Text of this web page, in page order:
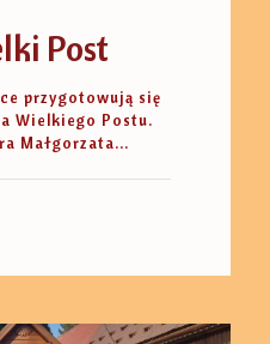
Post
przygotowują się
Wielkiego Postu.
Małgorzata...